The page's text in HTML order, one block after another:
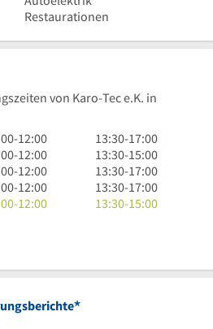
Restaurationen
von Karo-Tec e.K. in
-12:00
13
Uhr
30
bis
17
13:30-17:00
-12:00
13
Uhr
30
bis
13:30-15:00
-12:00
13
Uhr
30
13:30-17:00
-12:00
13
Uhr
Uhr
13:30-17:00
-12:00
13
15
13:30-15:00
*